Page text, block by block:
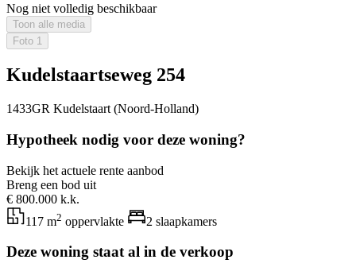
Nog niet volledig beschikbaar
Toon alle media
Foto 1
Kudelstaartseweg 254
1433GR Kudelstaart (Noord-Holland)
Hypotheek nodig voor deze woning?
Bekijk het actuele rente aanbod
Breng een bod uit
€ 800.000 k.k.
117 m2 oppervlakte 2 slaapkamers
Deze woning staat al in de verkoop